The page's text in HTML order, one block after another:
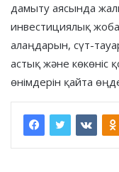
дамыту аясында
инвестициялық
алаңдарын, сүт-
астық және
өнімдерін қайта